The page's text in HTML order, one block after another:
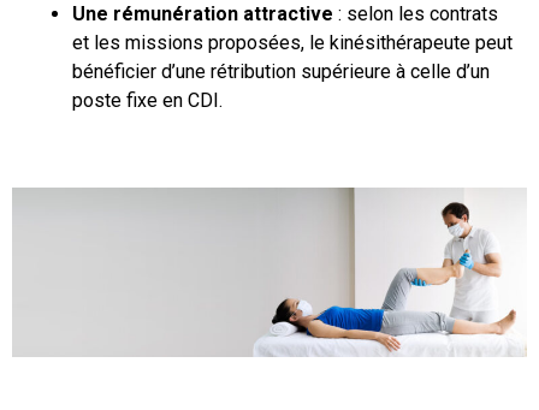
Une rémunération attractive : selon les contrats
et les missions proposées, le kinésithérapeute peut
bénéficier d’une rétribution supérieure à celle d’un
poste fixe en CDI.